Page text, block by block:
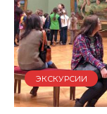
ЭКСКУРСИИ